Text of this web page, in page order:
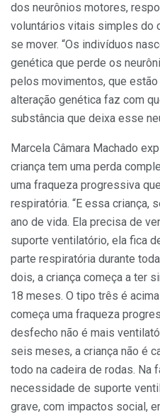
dos neurônios motores,
voluntários vitais simples do
se mover. “Os indivíduos
genética que perde os
pelos movimentos, que estão
alteração genética faz com
substância que deixa esse
Marcela Câmara Machado
criança tem uma perda
uma fraqueza progressiva
respiratória. “E essa criança,
ano de vida. Ela precisa de
suporte ventilatório, ela fica
parte respiratória durante
dois, a criança começa a ter
18 meses. O tipo três é
começa uma fraqueza
desfecho não é mais
seis meses, a criança não é
todo na cadeira de rodas. Na
necessidade de suporte
grave, com impactos social,